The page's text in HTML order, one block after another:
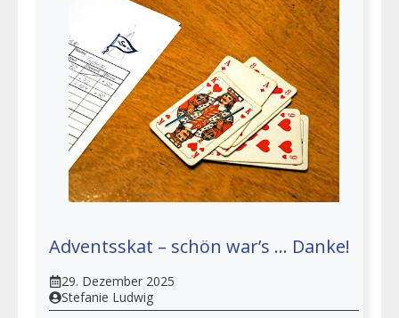
Adventsskat – schön war’s … Danke!
29. Dezember 2025
Stefanie Ludwig